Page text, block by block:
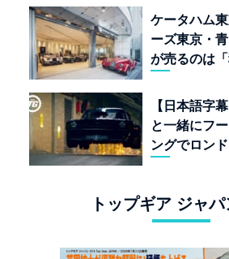
ケータハム
ーズ東京・
が売るのは
【日本語字
と一緒にフ
ングでロン
トップギア ジャ